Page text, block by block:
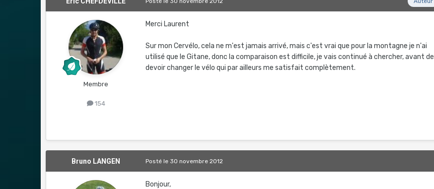
Membre
154
Merci Laurent
Sur mon Cervélo, cela ne m'est jamais arrivé, mais c'est vrai que pour la montagne je n'ai
utilisé que le Gitane, donc la comparaison est difficile, je vais continué à chercher, avant de
devoir changer le vélo qui par ailleurs me satisfait complètement.
Bruno LANGEN Postéle 30 novembre 2012
Bonjour,